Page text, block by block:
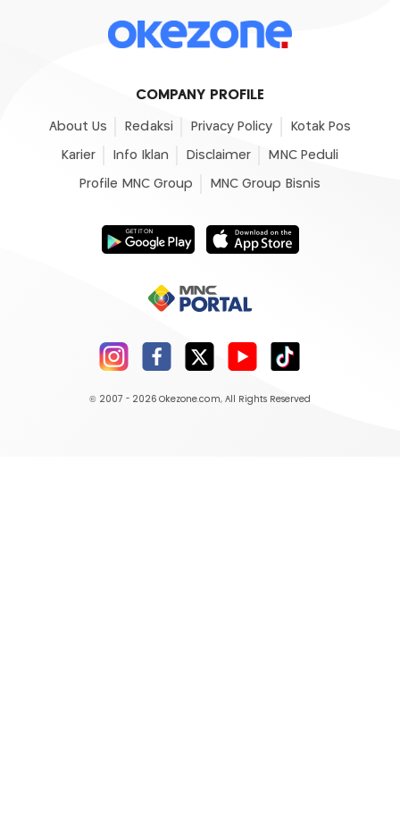
COMPANY PROFILE
About Us Redaksi Privacy Policy Kotak Pos
Karier Info Iklan Disclaimer MNC Peduli
Profile MNC Group MNC Group Bisnis
© 2007 - 2026 Okezone.com, All Rights Reserved